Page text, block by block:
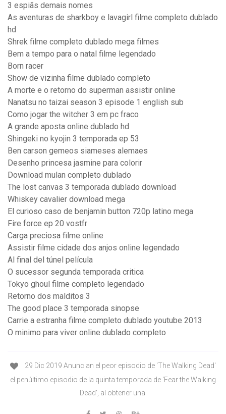
3 espiãs demais nomes
As aventuras de sharkboy e lavagirl filme completo dublado
hd
Shrek filme completo dublado mega filmes
Bem a tempo para o natal filme legendado
Born racer
Show de vizinha filme dublado completo
A morte e o retorno do superman assistir online
Nanatsu no taizai season 3 episode 1 english sub
Como jogar the witcher 3 em pc fraco
A grande aposta online dublado hd
Shingeki no kyojin 3 temporada ep 53
Ben carson gemeos siameses alemaes
Desenho princesa jasmine para colorir
Download mulan completo dublado
The lost canvas 3 temporada dublado download
Whiskey cavalier download mega
El curioso caso de benjamin button 720p latino mega
Fire force ep 20 vostfr
Carga preciosa filme online
Assistir filme cidade dos anjos online legendado
Al final del túnel película
O sucessor segunda temporada critica
Tokyo ghoul filme completo legendado
Retorno dos malditos 3
The good place 3 temporada sinopse
Carrie a estranha filme completo dublado youtube 2013
O minimo para viver online dublado completo
29 Dic 2019 Anuncian el peor episodio de 'The Walking Dead'
el penúltimo episodio de la quinta temporada de 'Fear the Walking
Dead', al obtener una